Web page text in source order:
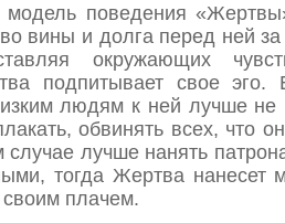
модель поведения
вины и долга перед ней
окружающих
подпитывает свое эго.
людям к ней лучше не
обвинять всех, что
случае лучше нанять
тогда Жертва нанесет
плачем.